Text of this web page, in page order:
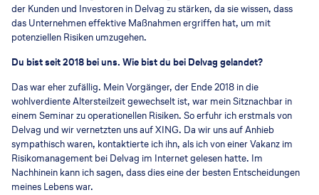
der Kunden und Investoren in Delvag zu stärken, da sie wissen, dass
das Unternehmen effektive Maßnahmen ergriffen hat, um mit
potenziellen Risiken umzugehen.
Du bist seit 2018 bei uns. Wie bist du bei Delvag gelandet?
Das war eher zufällig. Mein Vorgänger, der Ende 2018 in die
wohlverdiente Altersteilzeit gewechselt ist, war mein Sitznachbar in
einem Seminar zu operationellen Risiken. So erfuhr ich erstmals von
Delvag und wir vernetzten uns auf XING. Da wir uns auf Anhieb
sympathisch waren, kontaktierte ich ihn, als ich von einer Vakanz im
Risikomanagement bei Delvag im Internet gelesen hatte. Im
Nachhinein kann ich sagen, dass dies eine der besten Entscheidungen
meines Lebens war.